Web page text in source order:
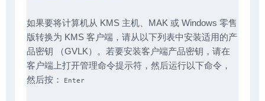
如果要将计算机从 KMS 主机、MAK 或 Windows 零售
版转换为 KMS 客户端，请从以下列表中安装适用的产
品密钥 （GVLK）。若要安装客户端产品密钥，请在
客户端上打开管理命令提示符，然后运行以下命令，
然后按：
Enter